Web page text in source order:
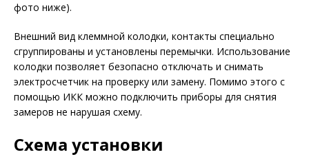
фото ниже).
Внешний вид клеммной колодки, контакты специально
сгруппированы и установлены перемычки. Использование
колодки позволяет безопасно отключать и снимать
электросчетчик на проверку или замену. Помимо этого с
помощью ИКК можно подключить приборы для снятия
замеров не нарушая схему.
Схема установки